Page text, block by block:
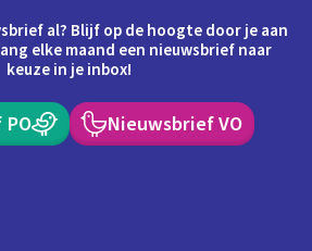
al? Blijf op de hoogte door je aan
elke maand een nieuwsbrief naar
keuze in je inbox!
Nieuwsbrief VO